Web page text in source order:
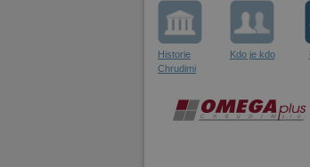
Historie
Chrudimi
Kdo je kdo